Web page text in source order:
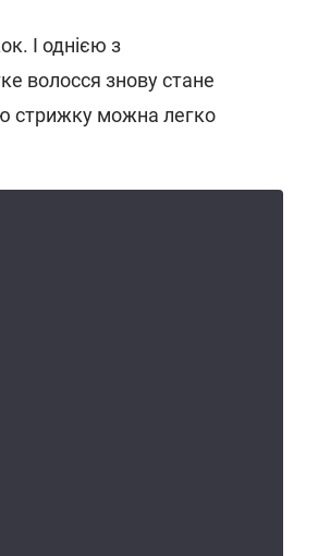
І однією з
волосся знову стане
стрижку можна легко